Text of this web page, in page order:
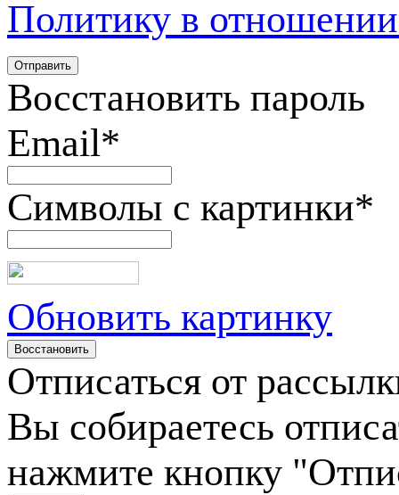
Политику в
Восстановить пароль
Email*
Символы с картинки*
Обновить картинку
Отписаться от
Вы собираетесь
нажмите кнопку